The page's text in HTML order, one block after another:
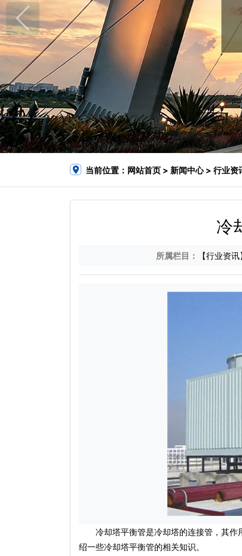
当前位置： 网站首页 > 新闻中心> 行业资
冷
所属栏目： 【行业资讯
冷却塔平衡管是冷却塔的连接管，其作
绍一些冷却塔平衡管的相关知识。